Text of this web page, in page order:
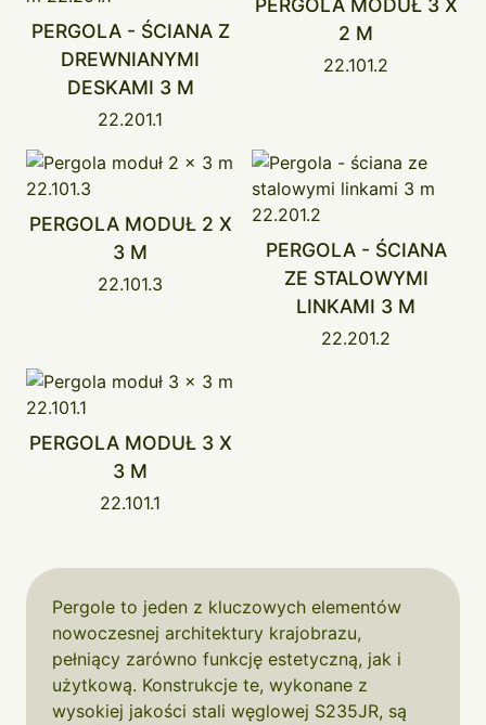
PERGOLA - ŚCIANA Z
DREWNIANYMI
DESKAMI 3 M
22.201.1
PERGOLA MODUŁ 3 X
2 M
22.101.2
PERGOLA MODUŁ 2 X
3 M
22.101.3
PERGOLA - ŚCIANA
ZE STALOWYMI
LINKAMI 3 M
22.201.2
PERGOLA MODUŁ 3 X
3 M
22.101.1
Pergole to jeden z kluczowych elementów
nowoczesnej architektury krajobrazu,
pełniący zarówno funkcję estetyczną, jak i
użytkową. Konstrukcje te, wykonane z
wysokiej jakości stali węglowej S235JR, są